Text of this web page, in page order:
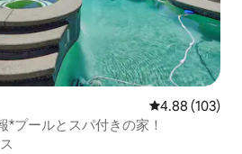
レビュー103
4.88 (103)
プールとスパ付きの家！